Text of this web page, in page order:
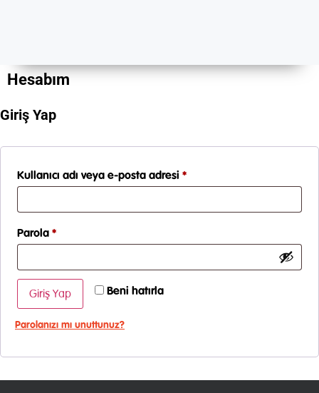
Hesabım
Giriş Yap
Kullanıcı adı veya e-posta adresi *
Parola *
Beni hatırla
Giriş Yap
Parolanızı mı unuttunuz?